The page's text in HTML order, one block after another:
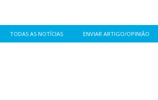
TODAS AS NOTÍCIAS ENVIAR ARTIGO/OPINIÃO